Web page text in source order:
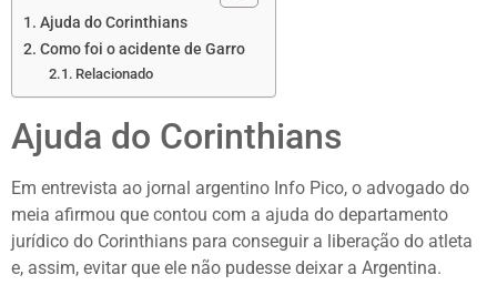
Ajuda do Corinthians
Como foi o acidente de Garro
Relacionado
Ajuda do Corinthians
Em entrevista ao jornal argentino Info Pico, o advogado do
meia afirmou que contou com a ajuda do departamento
jurídico do Corinthians para conseguir a liberação do atleta
e, assim, evitar que ele não pudesse deixar a Argentina.